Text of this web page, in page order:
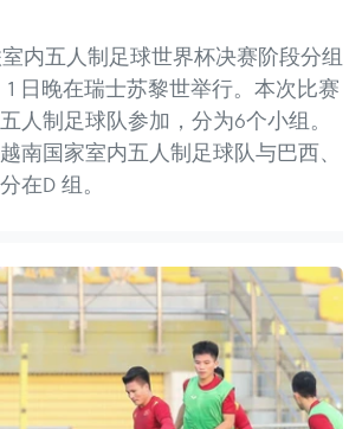
内五人制足球世界杯决赛阶段分组
日晚在瑞士苏黎世举行。本次比赛
人制足球队参加，分为6个小组。
南国家室内五人制足球队与巴西、
在D 组。